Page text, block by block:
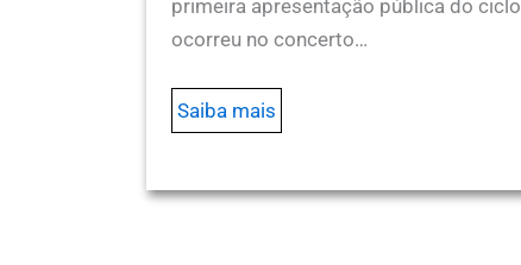
primeira apresentação pública do ciclo
ocorreu no concerto…
Saiba mais